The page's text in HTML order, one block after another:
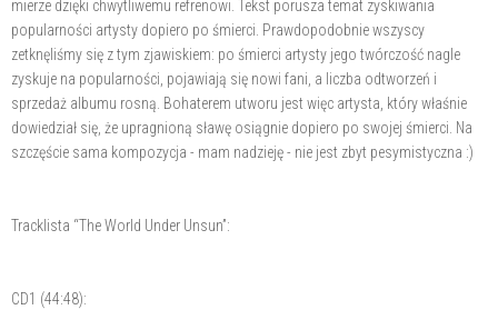
mierze dzięki chwytliwemu refrenowi. Tekst porusza temat zyskiwania
popularności artysty dopiero po śmierci. Prawdopodobnie wszyscy
zetknęliśmy się z tym zjawiskiem: po śmierci artysty jego twórczość nagle
zyskuje na popularności, pojawiają się nowi fani, a liczba odtworzeń i
sprzedaż albumu rosną. Bohaterem utworu jest więc artysta, który właśnie
dowiedział się, że upragnioną sławę osiągnie dopiero po swojej śmierci. Na
szczęście sama kompozycja - mam nadzieję - nie jest zbyt pesymistyczna :)
Tracklista “The World Under Unsun”:
CD1 (44:48):